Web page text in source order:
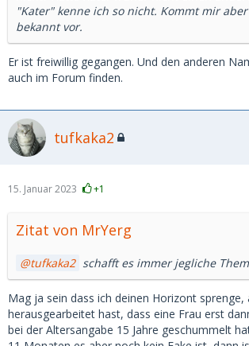
"Kater" kenne ich so nicht. Kommt mir
bekannt vor.
Er ist freiwillig gegangen. Und den anderen
auch im Forum finden.
tufkaka2
15. Januar 2023 +1
Zitat von MrYerg
tufkaka2 schafft es immer jegliche
Mag ja sein dass ich deinen Horizont sprenge,
herausgearbeitet hast, dass eine Frau erst
bei der Altersangabe 15 Jahre geschummelt